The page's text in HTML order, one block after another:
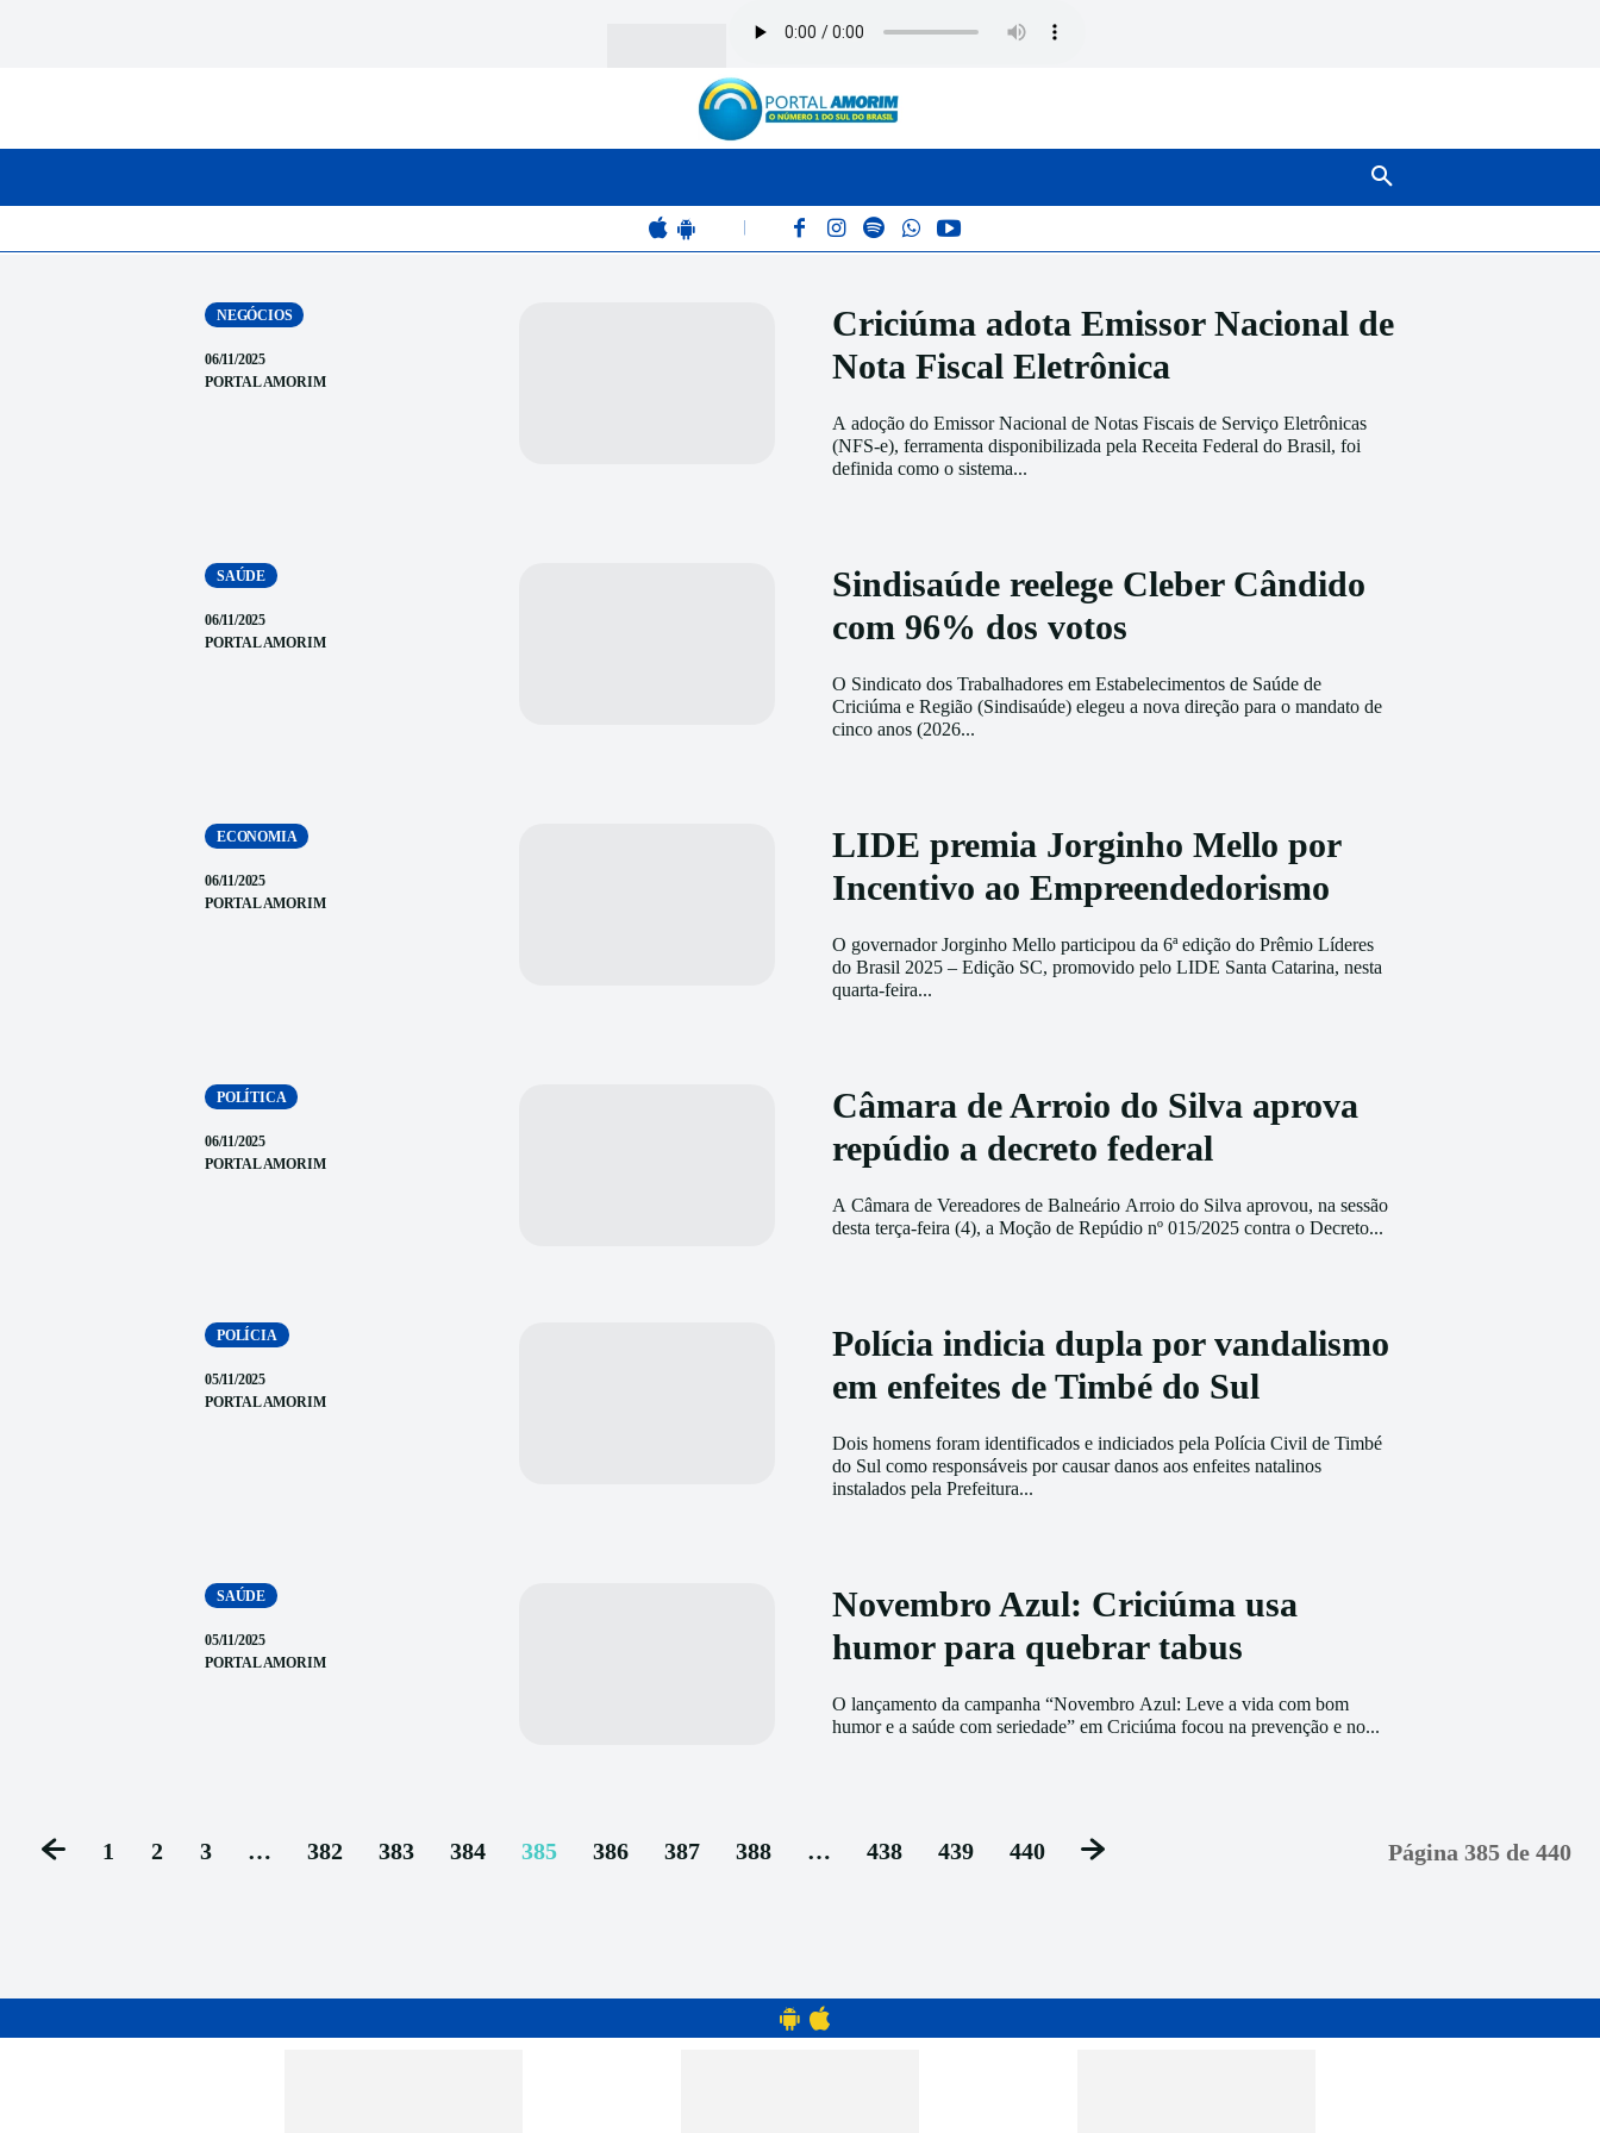
NEGÓCIOS
06/11/2025
PORTAL AMORIM
Criciúma adota Emissor Nacional de
Nota Fiscal Eletrônica
A adoção do Emissor Nacional de Notas Fiscais de Serviço Eletrônicas
(NFS-e), ferramenta disponibilizada pela Receita Federal do Brasil, foi
definida como o sistema...
SAÚDE
06/11/2025
PORTAL AMORIM
Sindisaúde reelege Cleber Cândido
com 96% dos votos
O Sindicato dos Trabalhadores em Estabelecimentos de Saúde de
Criciúma e Região (Sindisaúde) elegeu a nova direção para o mandato de
cinco anos (2026...
ECONOMIA
06/11/2025
PORTAL AMORIM
LIDE premia Jorginho Mello por
Incentivo ao Empreendedorismo
O governador Jorginho Mello participou da 6ª edição do Prêmio Líderes
do Brasil 2025 – Edição SC, promovido pelo LIDE Santa Catarina, nesta
quarta-feira...
POLÍTICA
06/11/2025
PORTAL AMORIM
Câmara de Arroio do Silva aprova
repúdio a decreto federal
A Câmara de Vereadores de Balneário Arroio do Silva aprovou, na sessão
desta terça-feira (4), a Moção de Repúdio nº 015/2025 contra o Decreto...
POLÍCIA
05/11/2025
PORTAL AMORIM
Polícia indicia dupla por vandalismo
em enfeites de Timbé do Sul
Dois homens foram identificados e indiciados pela Polícia Civil de Timbé
do Sul como responsáveis por causar danos aos enfeites natalinos
instalados pela Prefeitura...
SAÚDE
05/11/2025
PORTAL AMORIM
Novembro Azul: Criciúma usa
humor para quebrar tabus
O lançamento da campanha “Novembro Azul: Leve a vida com bom
humor e a saúde com seriedade” em Criciúma focou na prevenção e no...
1 2 3 … 382 383 384 385 386 387 388 … 438 439 440 Página 385 de 440